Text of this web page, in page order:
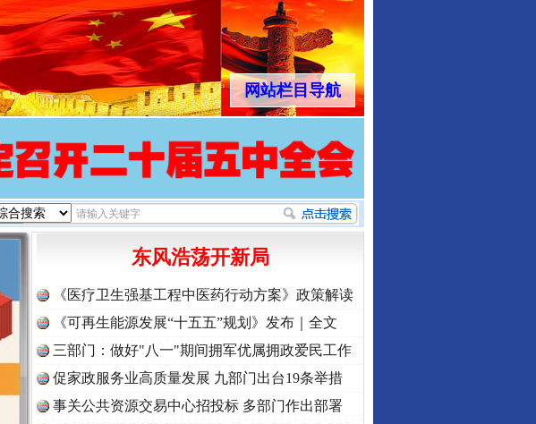
网站栏目导航
东风浩荡开新局
《医疗卫生强基工程中医药行动方案》政策解读
《可再生能源发展“十五五”规划》发布｜全文
三部门：做好"八一"期间拥军优属拥政爱民工作
促家政服务业高质量发展 九部门出台19条举措
事关公共资源交易中心招投标 多部门作出部署